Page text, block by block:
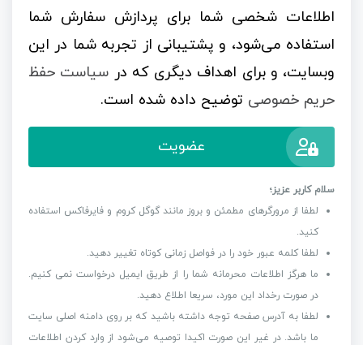
اطلاعات شخصی شما برای پردازش سفارش شما
استفاده می‌شود، و پشتیبانی از تجربه شما در این
وبسایت، و برای اهداف دیگری که در سیاست حفظ
حریم خصوصی توضیح داده شده است.
عضویت
سلام کاربر عزیز؛
لطفا از مرورگرهای مطمئن و بروز مانند گوگل کروم و فایرفاکس استفاده
کنید.
لطفا کلمه عبور خود را در فواصل زمانی کوتاه تغییر دهید.
ما هرگز اطلاعات محرمانه شما را از طریق ایمیل درخواست نمی کنیم.
در صورت رخداد این مورد، سریعا اطلاع دهید.
لطفا به آدرس صفحه توجه داشته باشید که بر روی دامنه اصلی سایت
ما باشد. در غیر این صورت اکیدا توصیه می‌شود از وارد کردن اطلاعات